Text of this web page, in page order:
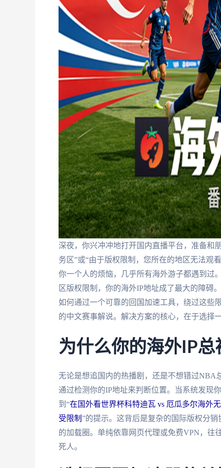
深夜，你兴冲冲地打开国内直播平台，准备和
务区”或“由于版权限制，您所在的地区无法观
你一个人的烦恼，几乎所有海外游子都遇到过
区版权限制，你的海外IP地址成了最大的障碍
如何通过一个可靠的回国加速工具，绕过这些
的中文赛事解说。解决方案的核心，在于选择
为什么你的海外IP总
无论是想追国内的热播剧，还是不想错过NBA
通过检测你的IP地址来判断位置。当系统发现
到“在国外看世界杯科特迪瓦 vs 厄瓜多尔海外
受限制 ”的提示。这背后是复杂的国际版权分
的加载圈。单纯依靠网页代理或免费VPN，往
死人。